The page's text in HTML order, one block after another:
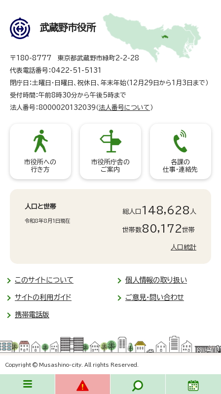
武蔵野市役所
〒180-8777 東京都武蔵野市緑町2-2-28
代表電話番号：0422-51-5131
閉庁日：土曜日・日曜日、祝休日、年末年始（12月29日から1月3日まで）
受付時間：午前8時30分から午後5時まで
法人番号：8000020132039（ 法人番号について ）
市役所への
行き方
市役所庁舎の
ご案内
各課の
仕事・連絡先
人口と世帯
令和8年8月1日現在
総人口 148,628 人
世帯数80,172世帯
人口統計
このサイトについて 個人情報の取り扱い
サイトの利用ガイド ご意見・問い合わせ
携帯電話版
Copyright © Musashino-city. All rights Reserved.